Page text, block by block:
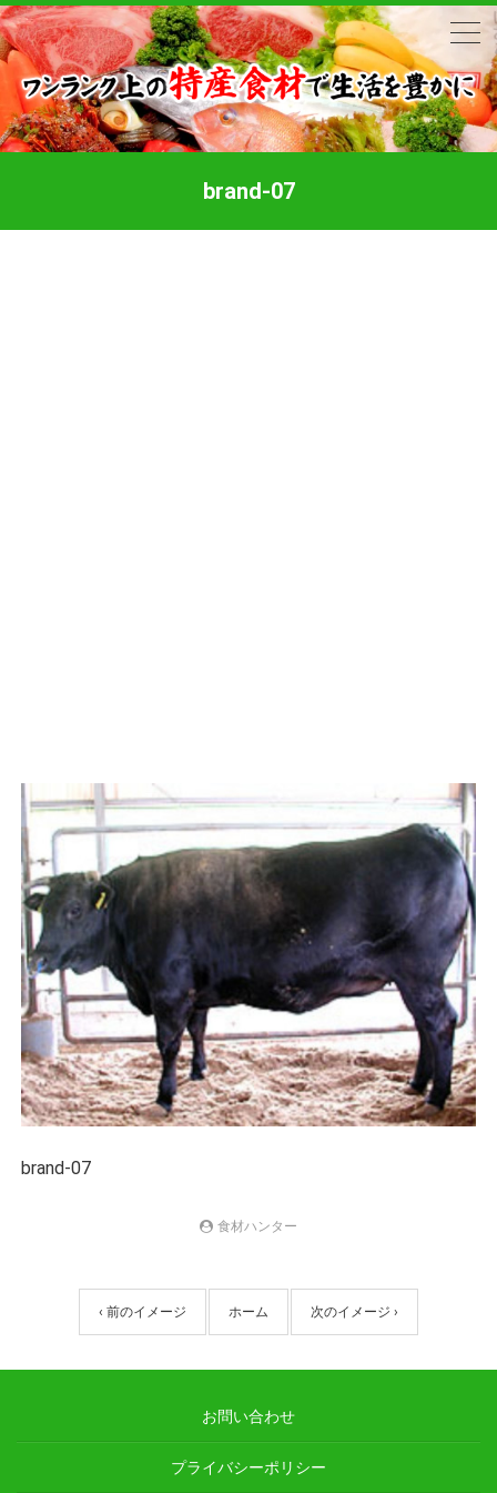
brand-07
brand-07
食材ハンター
‹ 前のイメージ ホーム 次のイメージ ›
お問い合わせ
プライバシーポリシー